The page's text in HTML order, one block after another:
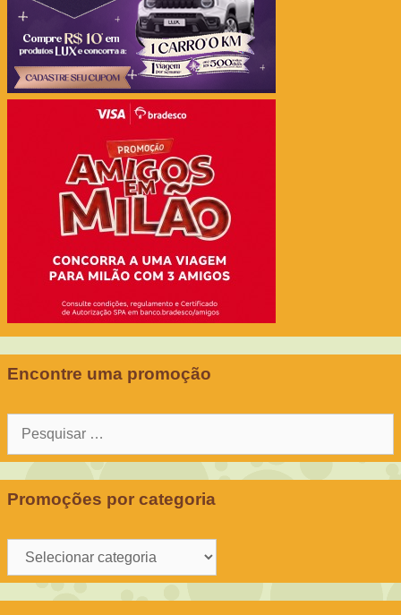
Encontre uma promoção
Promoções por categoria
Promoções
por